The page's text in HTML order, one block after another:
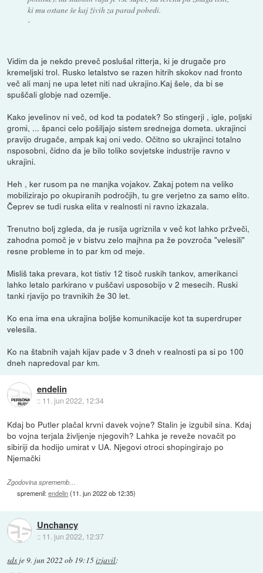
ki mu ostane še kaj živih za parad pobedi.
-
Vidim da je nekdo preveč poslušal ritterja, ki je drugače pro
kremeljski trol. Rusko letalstvo se razen hitrih skokov nad fronto
več ali manj ne upa letet niti nad ukrajino.Kaj šele, da bi se
spuščali globje nad ozemlje.
Kako jevelinov ni več, od kod ta podatek? So stingerji , igle, poljski
gromi, ... španci celo pošiljajo sistem srednejga dometa. ukrajinci
pravijo drugače, ampak kaj oni vedo. Očitno so ukrajinci totalno
nsposobni, čidno da je bilo toliko sovjetske industrije ravno v
ukrajini.
Heh , ker rusom pa ne manjka vojakov. Zakaj potem na veliko
mobilizirajo po okupiranih področjih, tu gre verjetno za samo elito.
Čeprev se tudi ruska elita v realnosti ni ravno izkazala.
Trenutno bolj zgleda, da je rusija ugriznila v več kot lahko pržveči,
zahodna pomoč je v bistvu zelo majhna pa že povzroča "velesili"
resne probleme in to par km od meje.
Misliš taka prevara, kot tistiv 12 tisoč ruskih tankov, amerikanci
lahko letalo parkirano v puščavi usposobijo v 2 mesecih. Ruski
tanki rjavijo po travnikih že 30 let.
Ko ena ima ena ukrajina boljše komunikacije kot ta superdruper
velesila.
Ko na štabnih vajah kijav pade v 3 dneh v realnosti pa si po 100
dneh napredoval par km.
endelin
:: 11. jun 2022, 12:34
Kdaj bo Putler plačal krvni davek vojne? Stalin je izgubil sina. Kdaj
bo vojna terjala življenje njegovih? Lahka je reveže novačit po
sibiriji da hodijo umirat v UA. Njegovi otroci shopingirajo po
Njemački
Zgodovina sprememb…
spremenil:endelin(11. jun 2022 ob 12:35)
Unchancy
:: 11. jun 2022, 12:37
sds je9. jun 2022 ob 19:15izjavil: